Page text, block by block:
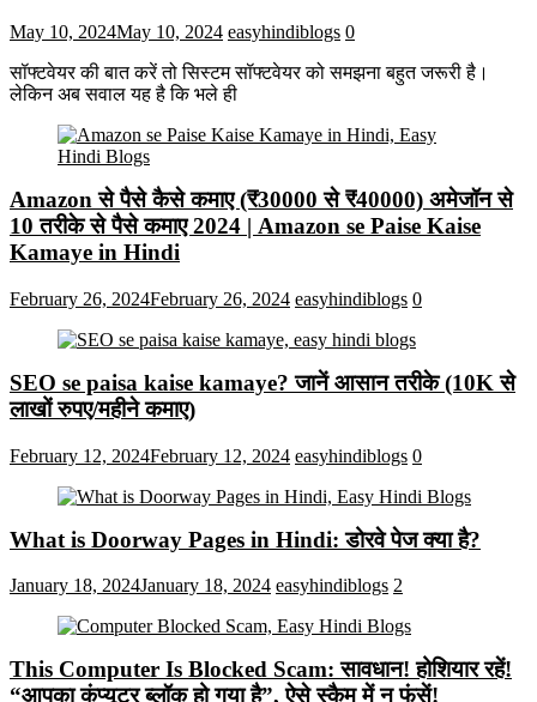
May 10, 2024May 10, 2024 easyhindiblogs 0
सॉफ्टवेयर की बात करें तो सिस्टम सॉफ्टवेयर को समझना बहुत जरूरी है।
लेकिन अब सवाल यह है कि भले ही
Amazon से पैसे कैसे कमाए (₹30000 से ₹40000) अमेजॉन से
10 तरीके से पैसे कमाए 2024 | Amazon se Paise Kaise
Kamaye in Hindi
February 26, 2024February 26, 2024 easyhindiblogs 0
SEO se paisa kaise kamaye? जानें आसान तरीके (10K से
लाखों रुपए/महीने कमाए)
February 12, 2024February 12, 2024 easyhindiblogs 0
What is Doorway Pages in Hindi: डोरवे पेज क्या है?
January 18, 2024January 18, 2024 easyhindiblogs 2
This Computer Is Blocked Scam: सावधान! होशियार रहें!
“आपका कंप्यूटर ब्लॉक हो गया है”, ऐसे स्कैम में न फंसें!